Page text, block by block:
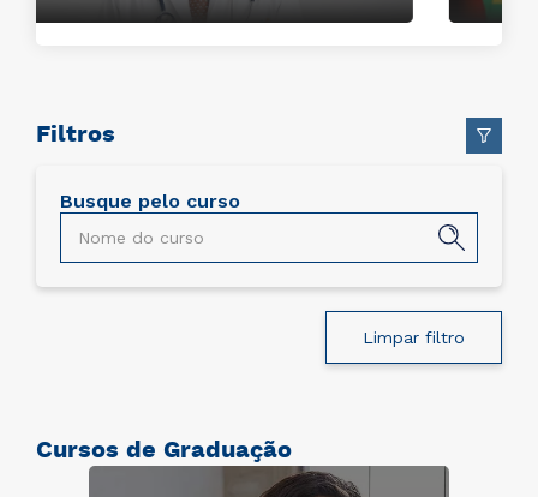
Filtros
Busque pelo curso
Limpar filtro
Cursos de Graduação